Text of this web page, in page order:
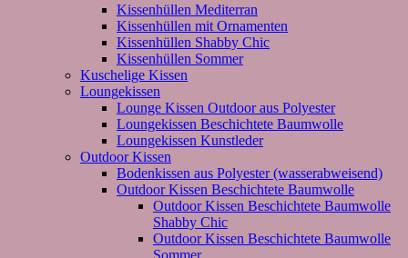
Kissenhüllen Mediterran
Kissenhüllen mit Ornamenten
Kissenhüllen Shabby Chic
Kissenhüllen Sommer
Kuschelige Kissen
Loungekissen
Lounge Kissen Outdoor aus Polyester
Loungekissen Beschichtete Baumwolle
Loungekissen Kunstleder
Outdoor Kissen
Bodenkissen aus Polyester (wasserabweisend)
Outdoor Kissen Beschichtete Baumwolle
Outdoor Kissen Beschichtete Baumwolle
Shabby Chic
Outdoor Kissen Beschichtete Baumwolle
Sommer